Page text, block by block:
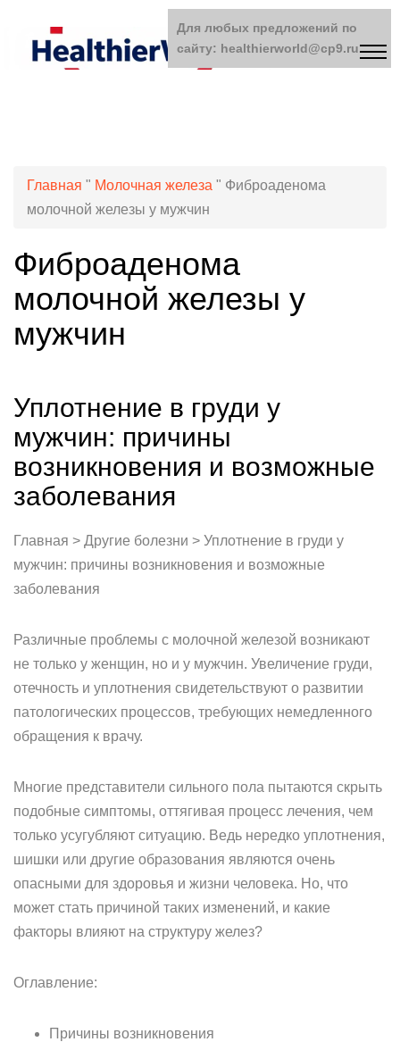
Главная " Молочная железа " Фиброаденома
молочной железы у мужчин
Фиброаденома
молочной железы у
мужчин
Уплотнение в груди у
мужчин: причины
возникновения и возможные
заболевания
Главная > Другие болезни > Уплотнение в груди у
мужчин: причины возникновения и возможные
заболевания
Различные проблемы с молочной железой возникают
не только у женщин, но и у мужчин. Увеличение груди,
отечность и уплотнения свидетельствуют о развитии
патологических процессов, требующих немедленного
обращения к врачу.
Многие представители сильного пола пытаются скрыть
подобные симптомы, оттягивая процесс лечения, чем
только усугубляют ситуацию. Ведь нередко уплотнения,
шишки или другие образования являются очень
опасными для здоровья и жизни человека. Но, что
может стать причиной таких изменений, и какие
факторы влияют на структуру желез?
Оглавление:
Причины возникновения
Для любых предложений по
сайту: healthierworld@cp9.ru